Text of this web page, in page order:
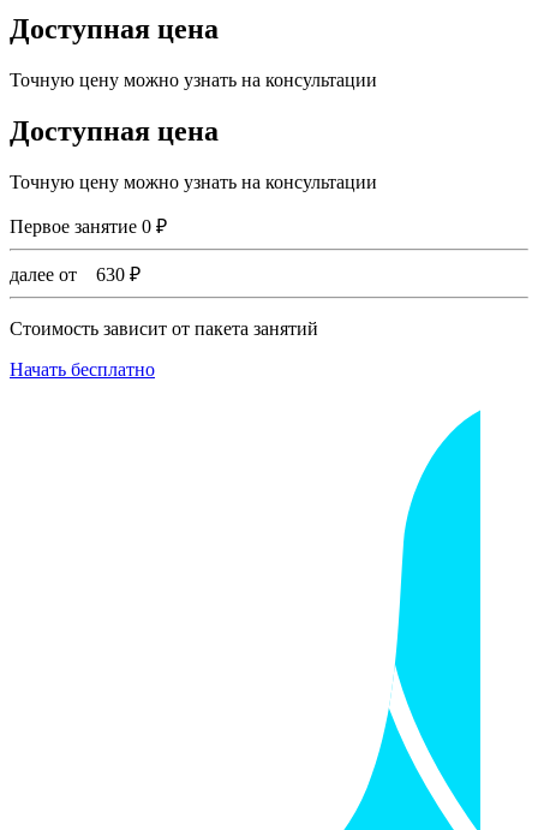
Доступная цена
Точную цену можно узнать на консультации
Доступная цена
Точную цену можно узнать на консультации
Первое занятие 0 ₽
далее от 630 ₽
Стоимость зависит от пакета занятий
Начать бесплатно